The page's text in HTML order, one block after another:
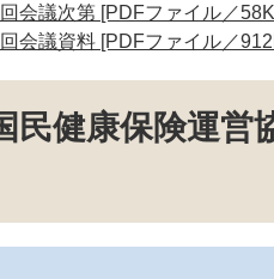
会議次第 [PDFファイル／
会議資料 [PDFファイル／
民健康保険運営